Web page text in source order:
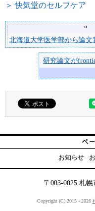
＞ 快気堂のセルフケア
«
北海道大学医学部から論文
研究論文が
お知らせ
〒003-0025 札
Copyright (C) 2015 - 2026